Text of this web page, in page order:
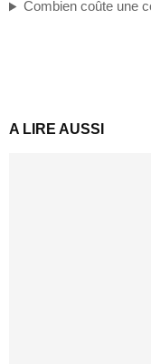
Combien coûte une
A LIRE AUSSI